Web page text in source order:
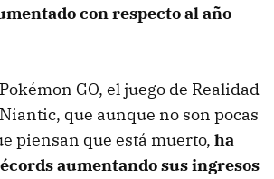
con respecto al año
GO, el juego de Realidad
que aunque no son pocas
piensan que está muerto, ha
aumentando sus ingresos